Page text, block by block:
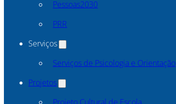
Pessoas2030
PRR
Serviços
Serviços de Psicologia e Orientação
Projetos